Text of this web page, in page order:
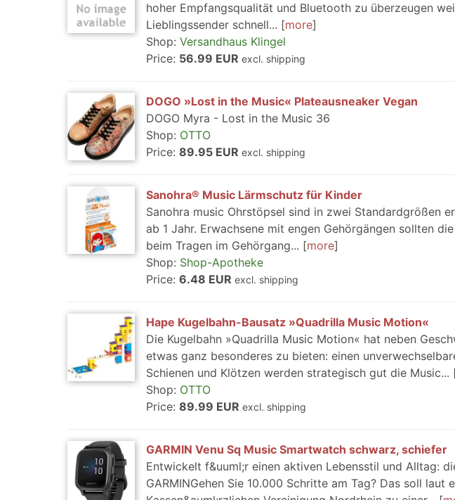
hoher Empfangsqualität und Bluetooth zu überzeugen
Lieblingssender schnell...
more
Shop: Versandhaus Klingel
Price: 56.99 EUR excl. shipping
DOGO »Lost in the Music« Plateausneaker Vegan
DOGO Myra - Lost in the Music 36
Shop: OTTO
Price: 89.95 EUR excl. shipping
Sanohra® Music Lärmschutz für Kinder
Sanohra music Ohrstöpsel sind in zwei Standardgrößen
ab 1 Jahr. Erwachsene mit engen Gehörgängen sollten
beim Tragen im Gehörgang...
more
Shop: Shop-Apotheke
Price: 6.48 EUR excl. shipping
Hape Kugelbahn-Bausatz »Quadrilla Music Motion«
Die Kugelbahn »Quadrilla Music Motion« hat neben
etwas ganz besonderes zu bieten: einen
Schienen und Klötzen werden strategisch gut die Music...
Shop: OTTO
Price: 89.99 EUR excl. shipping
GARMIN Venu Sq Music Smartwatch schwarz, schiefer
Entwickelt f&uuml;r einen aktiven Lebensstil und Alltag:
GARMINGehen Sie 10.000 Schritte am Tag? Das soll laut